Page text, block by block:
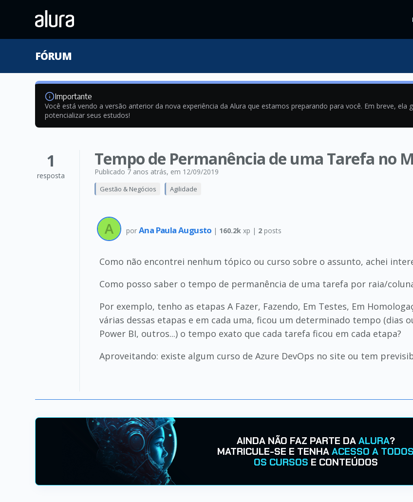
FÓRUM
Importante
Você está vendo a versão anterior da nova experiência da Alura que estamos preparando para você. Em breve,
potencializar seus estudos!
1
resposta
Tempo de Permanência de uma Tarefa no
Publicado 7 anos atrás, em 12/09/2019
Gestão & Negócios Agilidade
por Ana Paula Augusto | 160.2k xp | 2 posts
Como não encontrei nenhum tópico ou curso sobre o assunto, achei
Como posso saber o tempo de permanência de uma tarefa por raia/
Por exemplo, tenho as etapas A Fazer, Fazendo, Em Testes, Em
várias dessas etapas e em cada uma, ficou um determinado tempo (dias
Power BI, outros...) o tempo exato que cada tarefa ficou em cada etapa?
Aproveitando: existe algum curso de Azure DevOps no site ou tem
AINDA NÃO FAZ PARTE DAALURA?
MATRICULE-SE E TENHAACESSO A TODOS
OS CURSOS E CONTEÚDOS